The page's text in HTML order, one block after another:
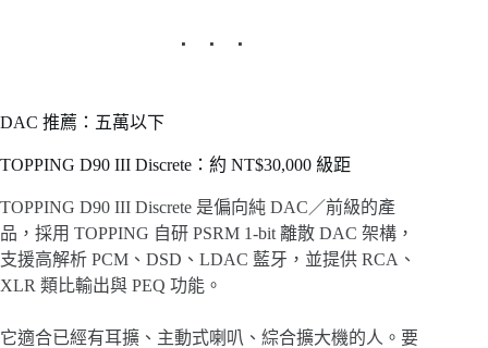
DAC 推薦：五萬以下
TOPPING D90 III Discrete：約 NT$30,000 級距
TOPPING D90 III Discrete 是偏向純 DAC／前級的產
品，採用 TOPPING 自研 PSRM 1-bit 離散 DAC 架構，
支援高解析 PCM、DSD、LDAC 藍牙，並提供 RCA、
XLR 類比輸出與 PEQ 功能。
它適合已經有耳擴、主動式喇叭、綜合擴大機的人。要